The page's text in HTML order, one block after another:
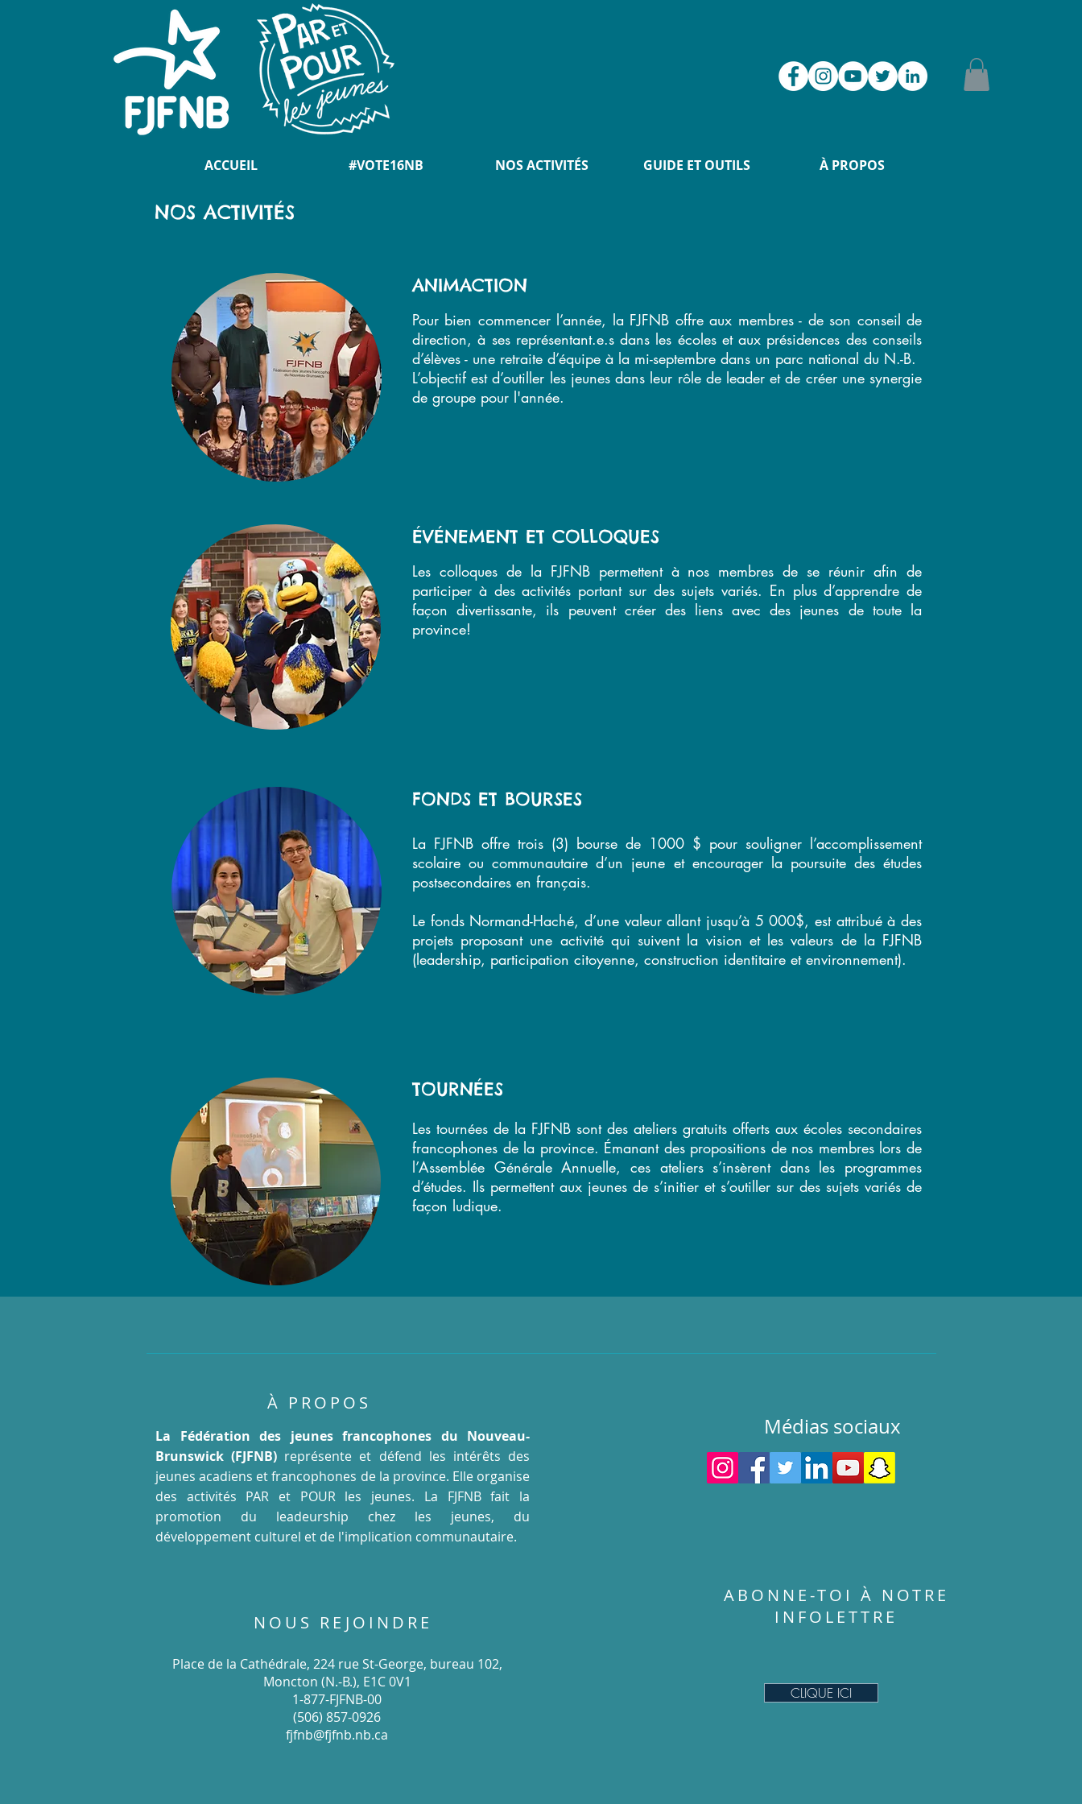
ACCUEIL #VOTE16NB NOS ACTIVITÉS GUIDE ET OUTILS À PROPOS
NOS ACTIVITÉS
ANIMACTION
Pour bien commencer l’année, la FJFNB offre aux membres - de son conseil de
direction, à ses représentant.e.s dans les écoles et aux présidences des conseils
d’élèves - une retraite d’équipe à la mi-septembre dans un parc national du N.-B.
L’objectif est d’outiller les jeunes dans leur rôle de leader et de créer une synergie
de groupe pour l'année.
Les colloques de la FJFNB permettent à nos membres de se réunir afin de
participer à des activités portant sur des sujets variés. En plus d’apprendre de
façon divertissante, ils peuvent créer des liens avec des jeunes de toute la
province!
ÉVÉNEMENT ET COLLOQUES
La FJFNB offre trois (3) bourse de 1000 $ pour souligner l’accomplissement
scolaire ou communautaire d’un jeune et encourager la poursuite des études
postsecondaires en français.
Le fonds Normand-Haché, d’une valeur allant jusqu’à 5 000$, est attribué à des
projets proposant une activité qui suivent la vision et les valeurs de la FJFNB
(leadership, participation citoyenne, construction identitaire et environnement).
FONDS ET BOURSES
Les tournées de la FJFNB sont des ateliers gratuits offerts aux écoles secondaires
francophones de la province. Émanant des propositions de nos membres lors de
l’Assemblée Générale Annuelle, ces ateliers s’insèrent dans les programmes
d’études. Ils permettent aux jeunes de s’initier et s’outiller sur des sujets variés de
façon ludique.
TOURNÉES
À PROPOS
La Fédération des jeunes francophones du Nouveau-
Brunswick (FJFNB) représente et défend les intérêts des
jeunes acadiens et francophones de la province. Elle organise
des activités PAR et POUR les jeunes. La FJFNB fait la
promotion du leadeurship chez les jeunes, du
développement culturel et de l'implication communautaire.
NOUS REJOINDRE
Place de la Cathédrale, 224 rue St-George, bureau 102,
Moncton (N.-B.), E1C 0V1
1-877-FJFNB-00
(506) 857-0926
fjfnb@fjfnb.nb.ca
Médias sociaux
ABONNE-TOI À NOTRE
INFOLETTRE
CLIQUE ICI